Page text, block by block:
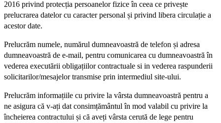
2016 privind protecția persoanelor fizice în ceea ce privește
prelucrarea datelor cu caracter personal și privind libera circulație a
acestor date.
Prelucrăm numele, numărul dumneavoastră de telefon și adresa
dumneavoastră de e-mail, pentru comunicarea cu dumneavoastră în
vederea executării obligațiilor contractuale si in vederea raspunderii
solicitarilor/mesajelor transmise prin intermediul site-ului.
Prelucrăm informațiile cu privire la vârsta dumneavoastră pentru a
ne asigura că v-ați dat consimțământul în mod valabil cu privire la
încheierea contractului și că aveți vârsta cerută de lege pentru